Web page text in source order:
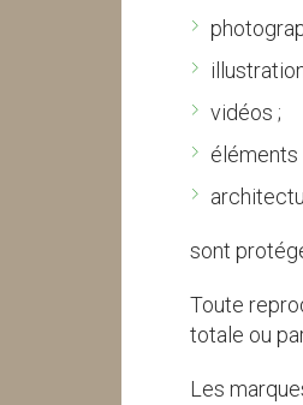
vidéos ;
éléments
sont
Toute
totale ou
Les